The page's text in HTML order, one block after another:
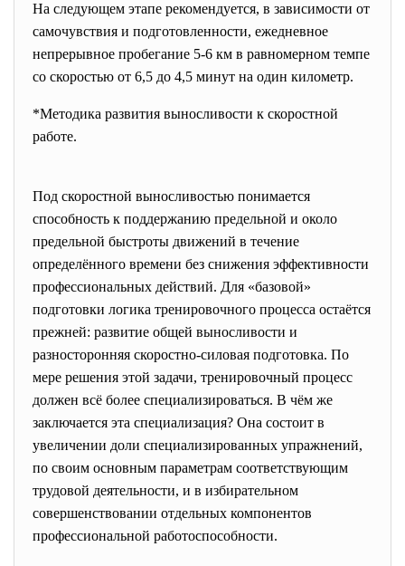
На следующем этапе рекомендуется, в зависимости от
самочувствия и подготовленности, ежедневное
непрерывное пробегание 5-6 км в равномерном темпе
со скоростью от 6,5 до 4,5 минут на один километр.
*Методика развития выносливости к скоростной
работе.
Под скоростной выносливостью понимается
способность к поддержанию предельной и около
предельной быстроты движений в течение
определённого времени без снижения эффективности
профессиональных действий. Для «базовой»
подготовки логика тренировочного процесса остаётся
прежней: развитие общей выносливости и
разносторонняя скоростно-силовая подготовка. По
мере решения этой задачи, тренировочный процесс
должен всё более специализироваться. В чём же
заключается эта специализация? Она состоит в
увеличении доли специализированных упражнений,
по своим основным параметрам соответствующим
трудовой деятельности, и в избирательном
совершенствовании отдельных компонентов
профессиональной работоспособности.